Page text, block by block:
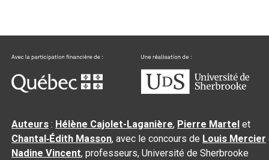
Auteurs : Hélène Cajolet-Laganière, Pierre Martel et
Chantal‑Édith Masson, avec le concours de Louis Mercier
Nadine Vincent, professeurs, Université de Sherbrooke